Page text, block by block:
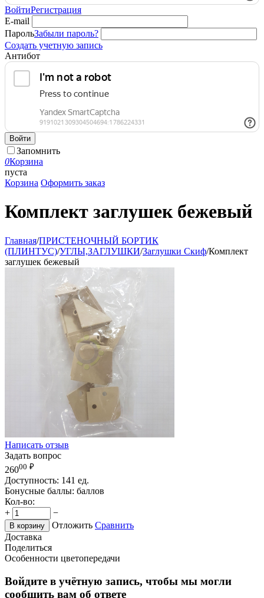
ВойтиРегистрация
E-mail
ПарольЗабыли пароль?
Создать учетную запись
Антибот
Войти
Запомнить
0Корзина
пуста
Корзина Оформить заказ
Комплект заглушек бежевый
Главная/ПРИСТЕНОЧНЫЙ БОРТИК
(ПЛИНТУС)/УГЛЫ,ЗАГЛУШКИ/Заглушки Скиф/Комплект
заглушек бежевый
Написать отзыв
Задать вопрос
26000 ₽
Доступность: 141 ед.
Бонусные баллы: баллов
Кол-во:
+
−
В корзину Отложить Сравнить
Доставка
Поделиться
Особенности цветопередачи
Войдите в учётную запись, чтобы мы могли
сообщить вам об ответе